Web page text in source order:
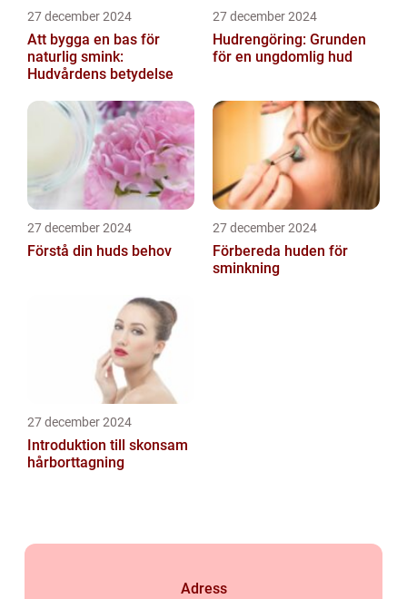
27 december 2024
Att bygga en bas för
naturlig smink:
Hudvårdens betydelse
27 december 2024
Hudrengöring: Grunden
för en ungdomlig hud
27 december 2024
Förstå din huds behov
27 december 2024
Förbereda huden för
sminkning
27 december 2024
Introduktion till skonsam
hårborttagning
Adress